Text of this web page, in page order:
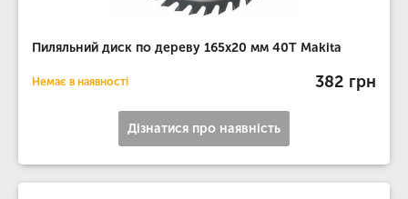
Пиляльний диск по дереву 165х20 мм 40T Makita
Немає в наявності 382 грн
Дізнатися про наявність